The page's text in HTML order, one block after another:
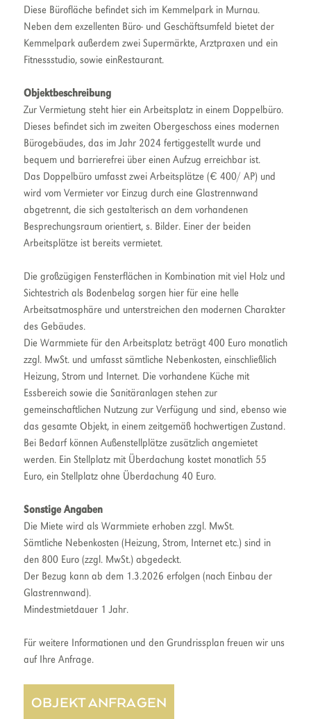
Diese Bürofläche befindet sich im Kemmelpark in Murnau.
Neben dem exzellenten Büro- und Geschäftsumfeld bietet der
Kemmelpark außerdem zwei Supermärkte, Arztpraxen und ein
Fitnessstudio, sowie einRestaurant.
Objektbeschreibung
Zur Vermietung steht hier ein Arbeitsplatz in einem Doppelbüro.
Dieses befindet sich im zweiten Obergeschoss eines modernen
Bürogebäudes, das im Jahr 2024 fertiggestellt wurde und
bequem und barrierefrei über einen Aufzug erreichbar ist.
Das Doppelbüro umfasst zwei Arbeitsplätze (€ 400/ AP) und
wird vom Vermieter vor Einzug durch eine Glastrennwand
abgetrennt, die sich gestalterisch an dem vorhandenen
Besprechungsraum orientiert, s. Bilder. Einer der beiden
Arbeitsplätze ist bereits vermietet.
Die großzügigen Fensterflächen in Kombination mit viel Holz und
Sichtestrich als Bodenbelag sorgen hier für eine helle
Arbeitsatmosphäre und unterstreichen den modernen Charakter
des Gebäudes.
Die Warmmiete für den Arbeitsplatz beträgt 400 Euro monatlich
zzgl. MwSt. und umfasst sämtliche Nebenkosten, einschließlich
Heizung, Strom und Internet. Die vorhandene Küche mit
Essbereich sowie die Sanitäranlagen stehen zur
gemeinschaftlichen Nutzung zur Verfügung und sind, ebenso wie
das gesamte Objekt, in einem zeitgemäß hochwertigen Zustand.
Bei Bedarf können Außenstellplätze zusätzlich angemietet
werden. Ein Stellplatz mit Überdachung kostet monatlich 55
Euro, ein Stellplatz ohne Überdachung 40 Euro.
Sonstige Angaben
Die Miete wird als Warmmiete erhoben zzgl. MwSt.
Sämtliche Nebenkosten (Heizung, Strom, Internet etc.) sind in
den 800 Euro (zzgl. MwSt.) abgedeckt.
Der Bezug kann ab dem 1.3.2026 erfolgen (nach Einbau der
Glastrennwand).
Mindestmietdauer 1 Jahr.
Für weitere Informationen und den Grundrissplan freuen wir uns
auf Ihre Anfrage.
OBJEKT ANFRAGEN